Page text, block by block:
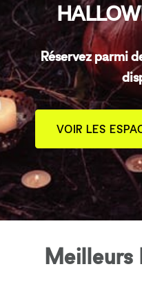
Réservez parmi
VOIR LES
Meilleurs